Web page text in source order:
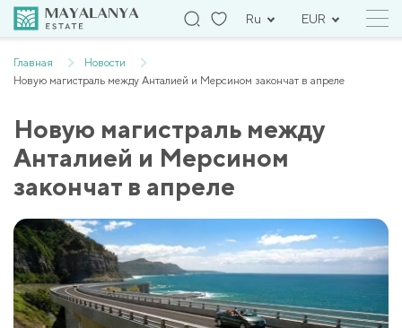
Ru EUR
Главная
Новости
Новую магистраль между Анталией и Мерсином закончат в апреле
Новую магистраль между
Анталией и Мерсином
закончат в апреле